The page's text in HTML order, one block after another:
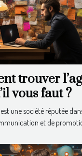
trouver
vous faut ?
une société réputée
et de